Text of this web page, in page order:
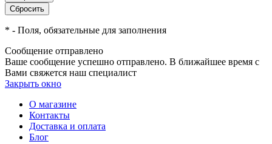
* - Поля, обязательные для заполнения
Сообщение отправлено
Ваше сообщение успешно отправлено. В ближайшее время с
Вами свяжется наш специалист
Закрыть окно
О магазине
Контакты
Доставка и оплата
Блог